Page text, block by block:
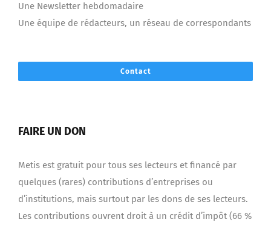
Une Newsletter hebdomadaire
Une équipe de rédacteurs, un réseau de correspondants
Contact
FAIRE UN DON
Metis est gratuit pour tous ses lecteurs et financé par
quelques (rares) contributions d’entreprises ou
d’institutions, mais surtout par les dons de ses lecteurs.
Les contributions ouvrent droit à un crédit d’impôt (66 %